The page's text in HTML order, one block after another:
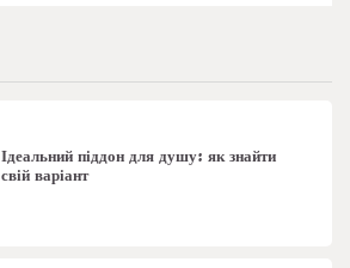
Ідеальний піддон для душу: як знайти
свій варіант